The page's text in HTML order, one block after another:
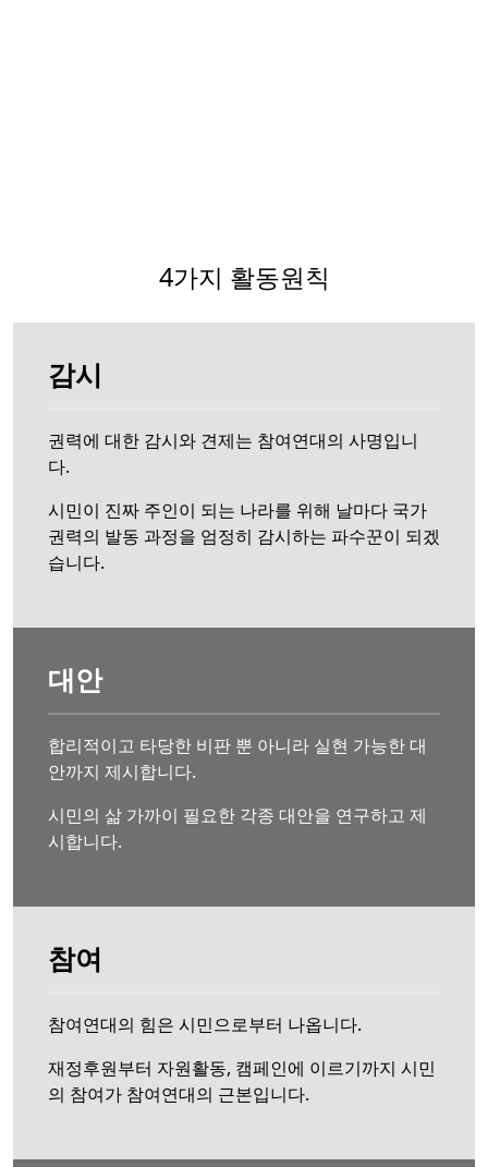
4가지 활동원칙
감시
권력에 대한 감시와 견제는 참여연대의 사명입니
다.
시민이 진짜 주인이 되는 나라를 위해 날마다 국가
권력의 발동 과정을 엄정히 감시하는 파수꾼이 되겠
습니다.
대안
합리적이고 타당한 비판 뿐 아니라 실현 가능한 대
안까지 제시합니다.
시민의 삶 가까이 필요한 각종 대안을 연구하고 제
시합니다.
참여
참여연대의 힘은 시민으로부터 나옵니다.
재정후원부터 자원활동, 캠페인에 이르기까지 시민
의 참여가 참여연대의 근본입니다.